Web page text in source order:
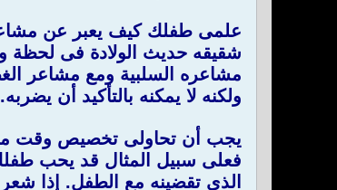
علمى طفلك كيف يعبر عن
شقيقه حديث الولادة فى لحظة
مشاعره السلبية ومع مشاعر
ولكنه لا يمكنه بالتأكيد أن يضربه.
يجب أن تحاولى تخصيص وقت
فعلى سبيل المثال قد يحب
الذى تقضينه مع الطفل. إذا